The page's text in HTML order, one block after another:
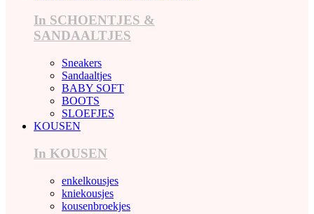
In SCHOENTJES &
SANDAALTJES
Sneakers
Sandaaltjes
BABY SOFT
BOOTS
SLOEFJES
KOUSEN
In KOUSEN
enkelkousjes
kniekousjes
kousenbroekjes